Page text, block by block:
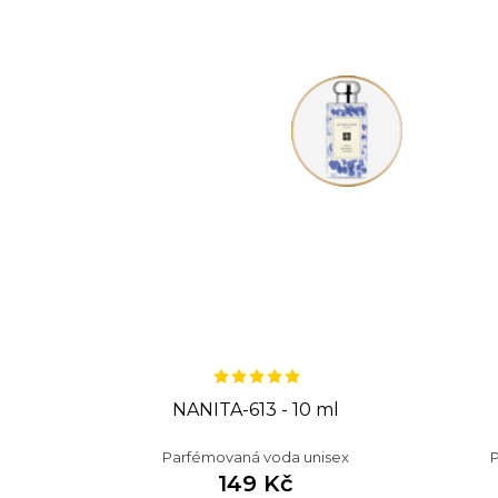
NANITA-613 - 10 ml
Parfémovaná voda unisex
149 Kč